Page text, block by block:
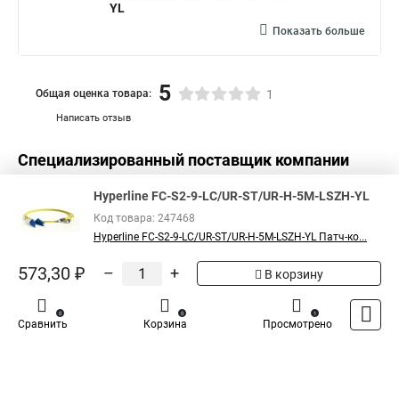
YL
Показать больше
Написать отзыв
Общая оценка товара: 5 1
Специализированный поставщик компании
Hyperline FC-S2-9-LC/UR-ST/UR-H-5M-LSZH-YL
Код товара: 247468
Hyperline FC-S2-9-LC/UR-ST/UR-H-5M-LSZH-YL Патч-ко...
573,30 ₽ – + В корзину
Сравнить
0
Корзина
0
Просмотрено
1